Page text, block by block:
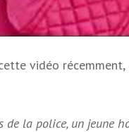
vidéo
de la police, un jeune